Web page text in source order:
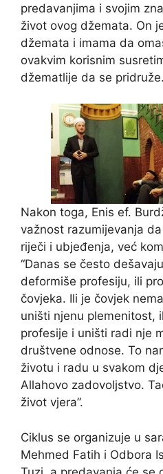
predavanjima i svojim
život ovog džemata. On
džemata i imama da
ovakvim korisnim
džematlije da se pridruže.
Nakon toga, Enis ef.
važnost razumijevanja
riječi i ubjeđenja, već
“Danas se često
deformiše profesiju, ili
čovjeka. Ili je čovjek
uništi njenu plemenitost,
profesije i uništi radi nje
društvene odnose. To
životu i radu u svakom
Allahovo zadovoljstvo.
život vjera”.
Ciklus se organizuje u
Mehmed Fatih i Odbora